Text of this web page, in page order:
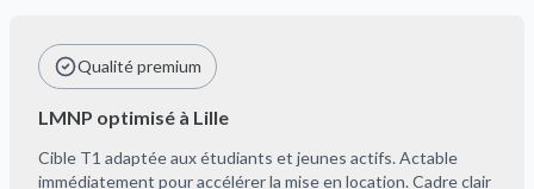
Qualité premium
LMNP optimisé à Lille
Cible T1 adaptée aux étudiants et jeunes actifs. Actable
immédiatement pour accélérer la mise en location. Cadre clair